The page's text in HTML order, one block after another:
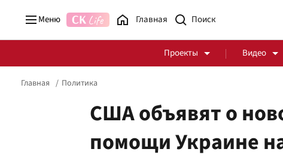
Меню Главная
Проекты Видео
Стоп Политической Коррупции Честные закупки
Главная Политика
США объявят о
помощи Украине